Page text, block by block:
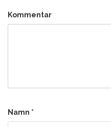
Kommentar
Namn *